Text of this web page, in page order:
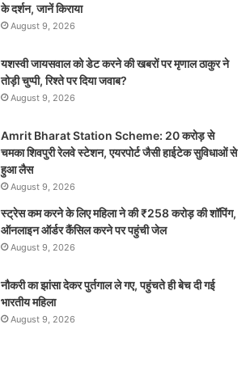
के दर्शन, जानें किराया
August 9, 2026
यशस्वी जायसवाल को डेट करने की खबरों पर मृणाल ठाकुर ने
तोड़ी चुप्पी, रिश्ते पर दिया जवाब?
August 9, 2026
Amrit Bharat Station Scheme: 20 करोड़ से
चमका शिवपुरी रेलवे स्टेशन, एयरपोर्ट जैसी हाईटेक सुविधाओं से
हुआ लैस
August 9, 2026
स्ट्रेस कम करने के लिए महिला ने की ₹258 करोड़ की शॉपिंग,
ऑनलाइन ऑर्डर कैंसिल करने पर पहुंची जेल
August 9, 2026
नौकरी का झांसा देकर पुर्तगाल ले गए, पहुंचते ही बेच दी गई
भारतीय महिला
August 9, 2026